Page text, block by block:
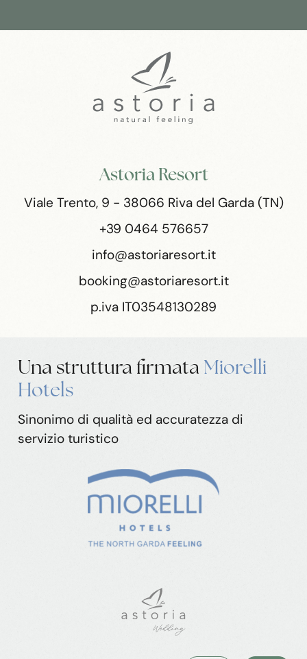
Astoria Resort
Viale Trento, 9 - 38066 Riva del Garda (TN)
+39 0464 576657
info@astoriaresort.it
booking@astoriaresort.it
p.iva IT03548130289
Una struttura firmata Miorelli
Hotels
Sinonimo di qualità ed accuratezza di
servizio turistico